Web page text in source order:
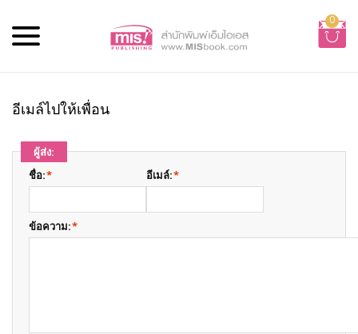
0
อีเมล์ไปให้เพื่อน
ผู้ส่ง:
*
ชื่อ: *
อีเมล์:
*
ข้อความ: